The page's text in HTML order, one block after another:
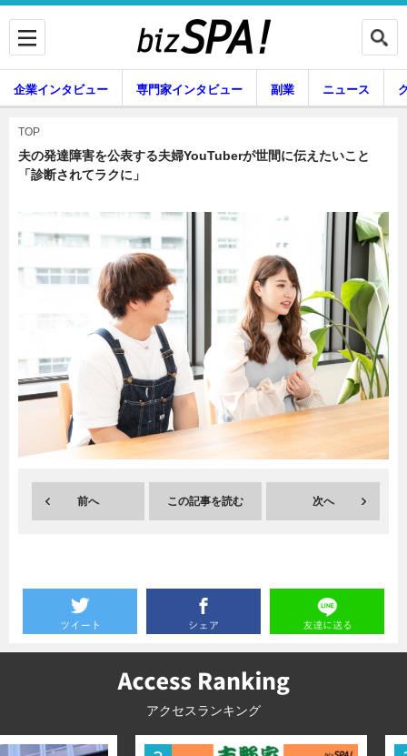
企業インタビュー 専門家インタビュー
副業 ニュース
グルメ スキル
暮らし エンタメ
企業インタビュー 専門家インタビュー 副業 ニュース
暮らし
TOP
夫の発達障害を公表する夫婦YouTuberが世間に伝えたいこと
「診断されてラクに」
前へ この記事を読む 次へ
アクセスランキング